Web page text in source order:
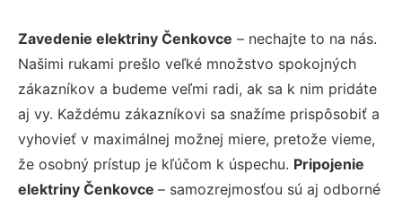
Zavedenie elektriny Čenkovce – nechajte to na nás.
Našimi rukami prešlo veľké množstvo spokojných
zákazníkov a budeme veľmi radi, ak sa k nim pridáte
aj vy. Každému zákazníkovi sa snažíme prispôsobiť a
vyhovieť v maximálnej možnej miere, pretože vieme,
že osobný prístup je kľúčom k úspechu. Pripojenie
elektriny Čenkovce – samozrejmosťou sú aj odborné